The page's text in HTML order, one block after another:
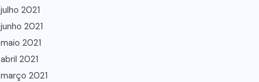
julho 2021
junho 2021
maio 2021
abril 2021
março 2021